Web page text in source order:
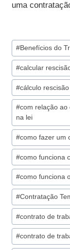
uma
Tags
do
Post:
#Benefícios do
#calcular
#cálculo
#com relação ao
na lei
#como fazer um
#como funciona
#como funciona
#Contratação
#contrato de
#contrato de